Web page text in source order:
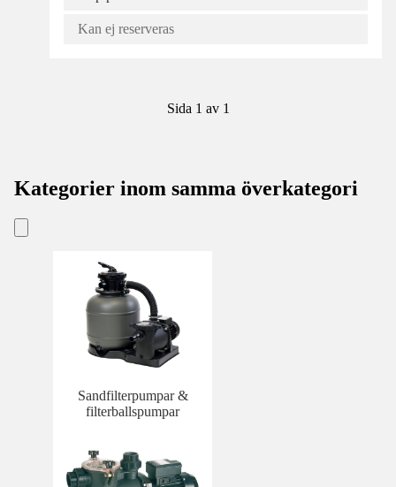
Kan ej reserveras
Sida 1 av 1
Kategorier inom samma överkategori
Sandfilterpumpar &
filterballspumpar